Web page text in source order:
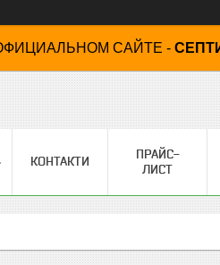
САЙТЕ -
КОНТАКТИ
ПРАЙС-
ЛИСТ